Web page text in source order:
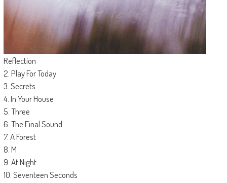
Reflection
2. Play For Today
3. Secrets
4. In Your House
5. Three
6. The Final Sound
7. A Forest
8. M
9. At Night
10. Seventeen Seconds